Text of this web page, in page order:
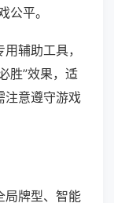
公平。
辅助工具，
胜”效果，适
注意遵守游戏
局牌型、智能